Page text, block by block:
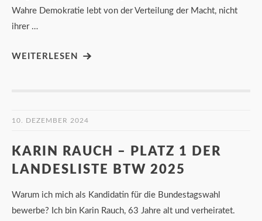
Wahre Demokratie lebt von der Verteilung der Macht, nicht
ihrer …
WEITERLESEN
10. DEZEMBER 2024
KARIN RAUCH – PLATZ 1 DER
LANDESLISTE BTW 2025
Warum ich mich als Kandidatin für die Bundestagswahl
bewerbe? Ich bin Karin Rauch, 63 Jahre alt und verheiratet.